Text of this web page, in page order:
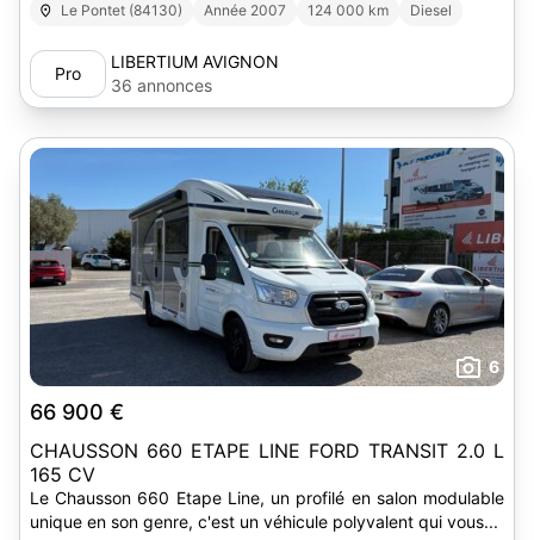
Le Pontet (84130) Année 2007 124 000 km Diesel
Pro
LIBERTIUM AVIGNON
36 annonces
6
66 900 €
CHAUSSON 660 ETAPE LINE FORD TRANSIT 2.0 L
165 CV
Le Chausson 660 Etape Line, un profilé en salon modulable
unique en son genre, c'est un véhicule polyvalent qui vous...